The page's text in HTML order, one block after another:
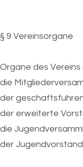
§ 9 Vereinsorgane
Organe des Vereins
die
der
der erweiterte
die
der Jugendvorstand